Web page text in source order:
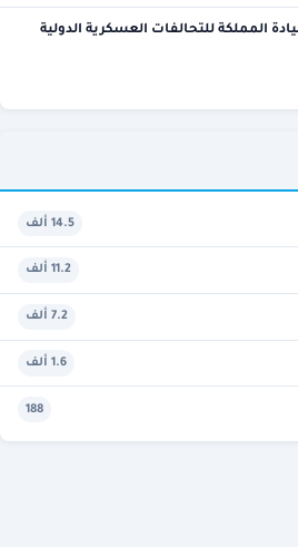
المملكة للتحالفات العسكرية الدولية
14.5 ألف
11.2 ألف
7.2 ألف
1.6 ألف
188